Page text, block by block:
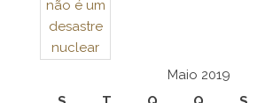
Maio 2019